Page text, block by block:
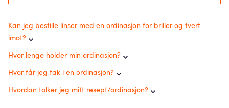
Kan jeg bestille linser med en ordinasjon for briller og tvert
imot?
Hvor lenge holder min ordinasjon?
Hvor får jeg tak i en ordinasjon?
Hvordan tolker jeg mitt resept/ordinasjon?